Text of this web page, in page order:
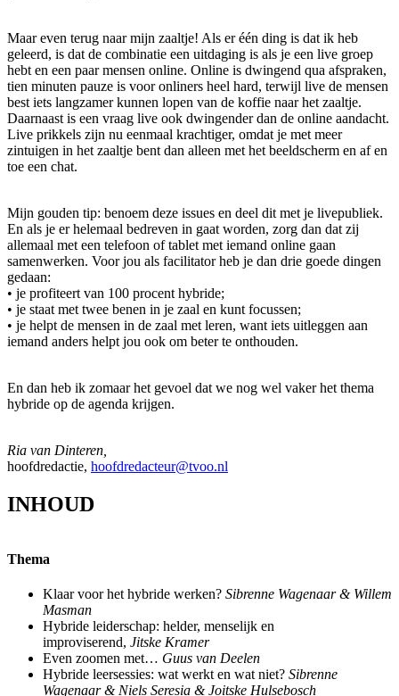
Maar even terug naar mijn zaaltje! Als er één ding is dat ik heb
geleerd, is dat de combinatie een uitdaging is als je een live groep
hebt en een paar mensen online. Online is dwingend qua afspraken,
tien minuten pauze is voor onliners heel hard, terwijl live de mensen
best iets langzamer kunnen lopen van de koffie naar het zaaltje.
Daarnaast is een vraag live ook dwingender dan de online aandacht.
Live prikkels zijn nu eenmaal krachtiger, omdat je met meer
zintuigen in het zaaltje bent dan alleen met het beeldscherm en af en
toe een chat.
Mijn gouden tip: benoem deze issues en deel dit met je livepubliek.
En als je er helemaal bedreven in gaat worden, zorg dan dat zij
allemaal met een telefoon of tablet met iemand online gaan
samenwerken. Voor jou als facilitator heb je dan drie goede dingen
gedaan:
• je profiteert van 100 procent hybride;
• je staat met twee benen in je zaal en kunt focussen;
• je helpt de mensen in de zaal met leren, want iets uitleggen aan
iemand anders helpt jou ook om beter te onthouden.
En dan heb ik zomaar het gevoel dat we nog wel vaker het thema
hybride op de agenda krijgen.
Ria van Dinteren,
hoofdredactie, hoofdredacteur@tvoo.nl
INHOUD
Thema
Klaar voor het hybride werken? Sibrenne Wagenaar & Willem
Masman
Hybride leiderschap: helder, menselijk en
improviserend, Jitske Kramer
Even zoomen met… Guus van Deelen
Hybride leersessies: wat werkt en wat niet? Sibrenne
Wagenaar & Niels Seresia & Joitske Hulsebosch